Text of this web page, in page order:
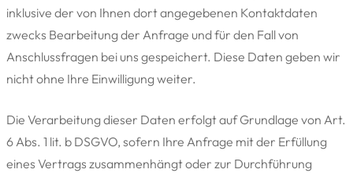
inklusive der von Ihnen dort angegebenen Kontaktdaten
zwecks Bearbeitung der Anfrage und für den Fall von
Anschlussfragen bei uns gespeichert. Diese Daten geben wir
nicht ohne Ihre Einwilligung weiter.
Die Verarbeitung dieser Daten erfolgt auf Grundlage von Art.
6 Abs. 1 lit. b DSGVO, sofern Ihre Anfrage mit der Erfüllung
eines Vertrags zusammenhängt oder zur Durchführung